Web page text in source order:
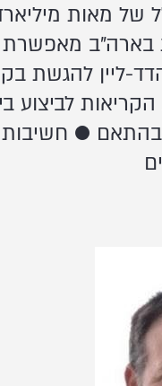
של מאות
מאפשרת
הקריאות
● חשיבות